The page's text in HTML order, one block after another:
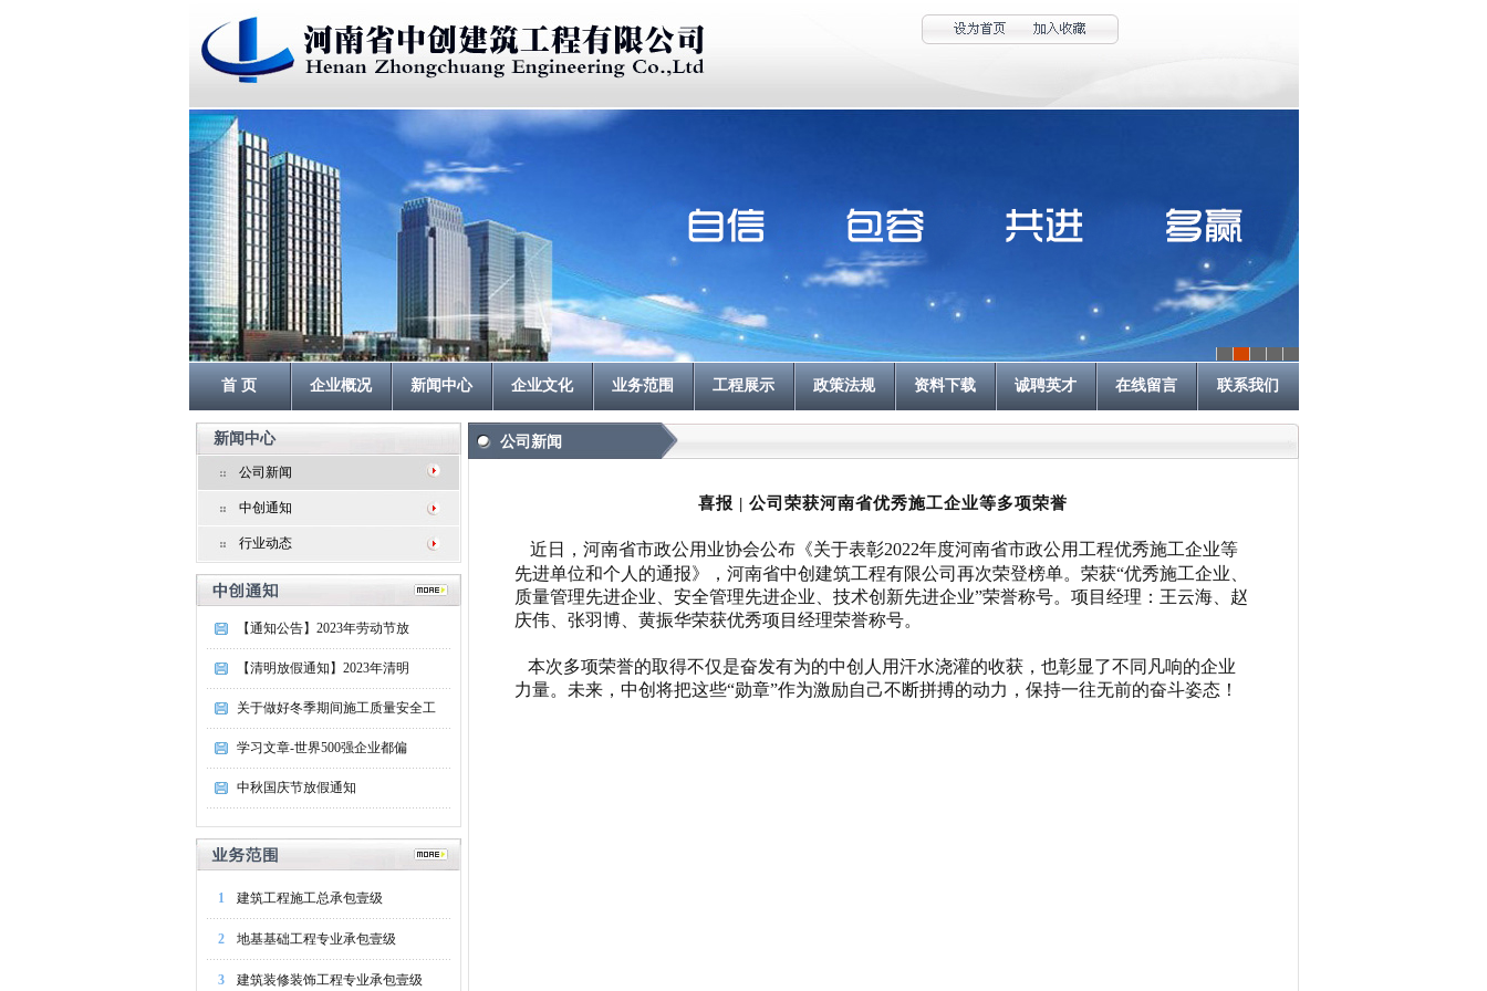
首 页 企业概况 新闻中心 企业文化 业务范围 工程展示 政策法规 资料下载 诚聘英才 在线留言 联系我们
新闻中心
公司新闻
中创通知
行业动态
【通知公告】2023年劳动节放
【清明放假通知】2023年清明
关于做好冬季期间施工质量安全工
学习文章-世界500强企业都偏
中秋国庆节放假通知
1 建筑工程施工总承包壹级
2 地基基础工程专业承包壹级
3 建筑装修装饰工程专业承包壹级
公司新闻
喜报 | 公司荣获河南省优秀施工企业等多项荣誉
近日，河南省市政公用业协会公布《关于表彰2022年度河南省市政公用工程优秀施工企业等
先进单位和个人的通报》，河南省中创建筑工程有限公司再次荣登榜单。荣获“优秀施工企业、
质量管理先进企业、安全管理先进企业、技术创新先进企业”荣誉称号。项目经理：王云海、赵
庆伟、张羽博、黄振华荣获优秀项目经理荣誉称号。
本次多项荣誉的取得不仅是奋发有为的中创人用汗水浇灌的收获，也彰显了不同凡响的企业
力量。未来，中创将把这些“勋章”作为激励自己不断拼搏的动力，保持一往无前的奋斗姿态！